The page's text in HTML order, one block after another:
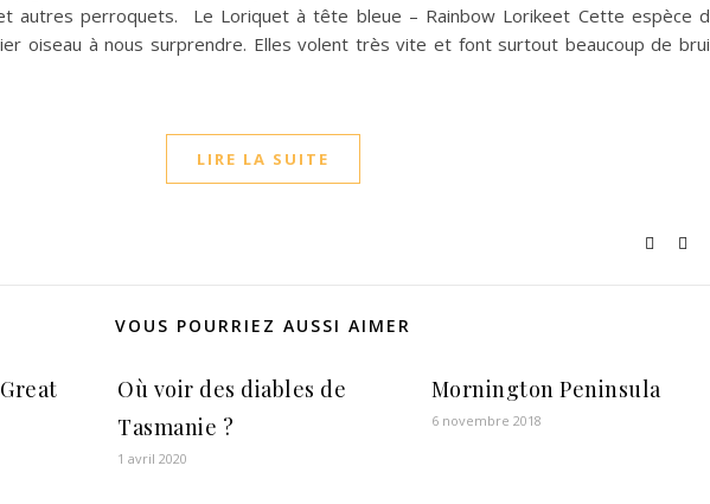
et autres perroquets. Le Loriquet à tête bleue – Rainbow Lorikeet Cette espèce
oiseau à nous surprendre. Elles volent très vite et font surtout beaucoup de
LIRE LA SUITE
VOUS POURRIEZ AUSSI AIMER
Où voir des diables de
Tasmanie ?
1 avril 2020
Mornington Peninsula
6 novembre 2018